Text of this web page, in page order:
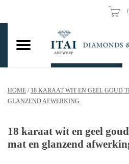
Trouwringen
Hangers
Kettingen
HOME / 18 KARAAT WIT EN GEEL GOUD
GLANZEND AFWERKING
18 karaat wit en geel
mat en glanzend